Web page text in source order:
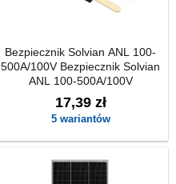
Bezpiecznik Solvian ANL 100-
500A/100V Bezpiecznik Solvian
ANL 100-500A/100V
17,39 zł
5 wariantów